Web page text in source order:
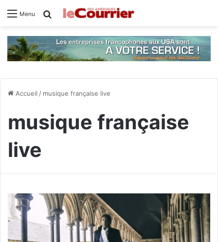
Menu Rechercher
Accueil / musique française live
musique française
live